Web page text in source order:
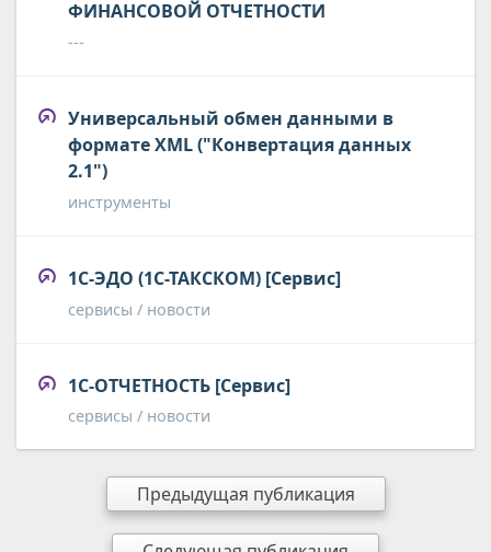
ФИНАНСОВОЙ ОТЧЕТНОСТИ
---
Универсальный обмен данными в
формате XML ("Конвертация данных
2.1")
инструменты
1С-ЭДО (1С-ТАКСКОМ) [Сервис]
сервисы / новости
1С-ОТЧЕТНОСТЬ [Сервис]
сервисы / новости
Предыдущая публикация